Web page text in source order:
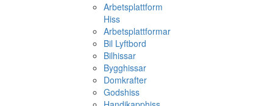
Arbetsplattform
Hiss
Arbetsplattformar
Bil Lyftbord
Bilhissar
Bygghissar
Domkrafter
Godshiss